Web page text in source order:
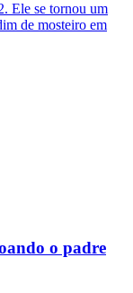
Ele se tornou um
de mosteiro em
o padre